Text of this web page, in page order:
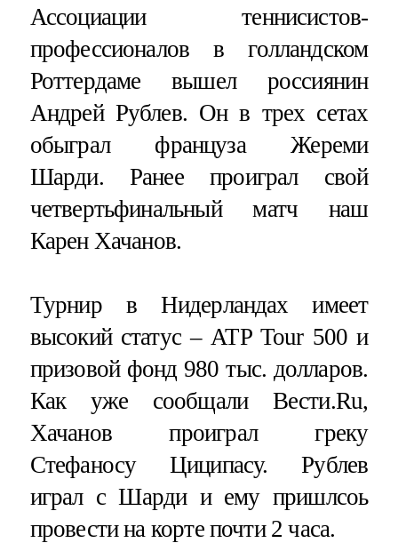
Ассоциации теннисистов-
профессионалов в голландском
Роттердаме вышел россиянин
Андрей Рублев. Он в трех сетах
обыграл француза Жереми
Шарди. Ранее проиграл свой
четвертьфинальный матч наш
Карен Хачанов.
Турнир в Нидерландах имеет
высокий статус – ATP Tour 500 и
призовой фонд 980 тыс. долларов.
Как уже сообщали Вести.Ru,
Хачанов проиграл греку
Стефаносу Циципасу. Рублев
играл с Шарди и ему пришлсоь
провести на корте почти 2 часа.